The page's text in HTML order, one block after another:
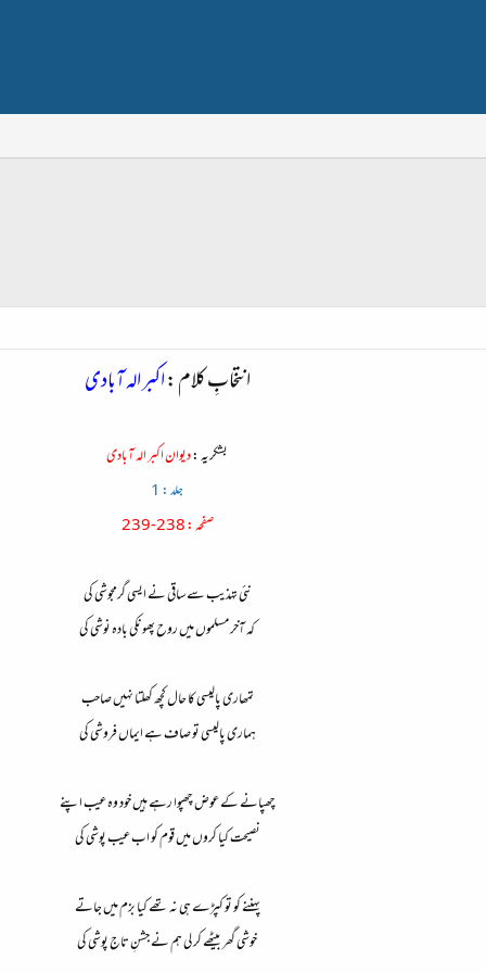
انتخابِ کلام :اکبر الہ آبادی
بشکریہ :دیوان اکبر الہ آبادی
جلد : 1
صفحہ : 238-239
نئی تہذیب سے ساقی نے ایسی گرمجوشی کی
کہ آخر مسلموں میں روح پھونکی بادہ نوشی کی
تمھاری پالیسی کا حال کچھ کھلتا نہیں صاحب
ہماری پالیسی تو صاف ہے ایماں فروشی کی
چھپانے کے عوض چھپوا رہے ہیں خود وہ عیب اپنے
نصیحت کیا کروں میں قوم کو اب عیب پوشی کی
پہننے کو تو کپڑے ہی نہ تھے کیا بزم میں جاتے
خوشی گھر بیٹھے کر لی ہم نے جشنِ تاج پوشی کی